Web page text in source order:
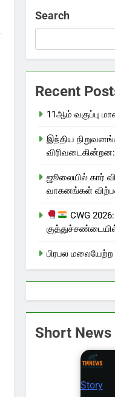
Search
Recent
11ஆம் வகுப்பு
இந்திய
விரிவடைகின்றன:
ஜூலையில் கார்
வாகனங்கள்
CWG
பிரபல மலையேற்ற
Short News
Story